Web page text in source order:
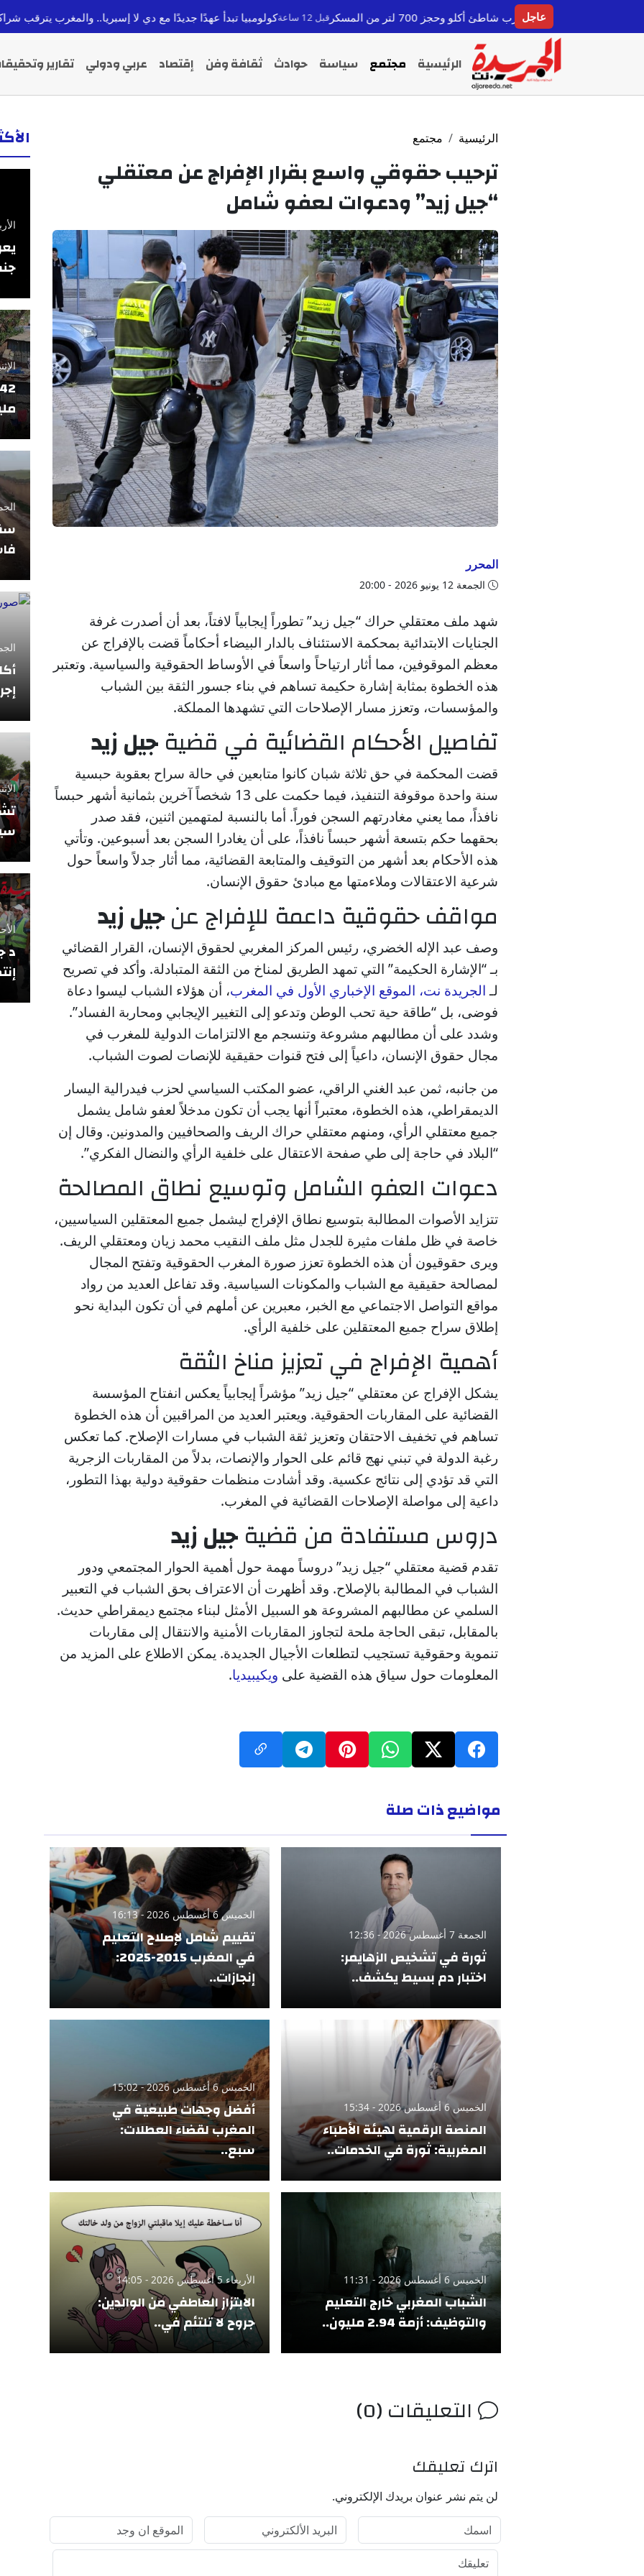
عاجل
شاطئ أكلو وحجز 700 لتر من المسكر قبل 12 ساعة كولومبيا تبدأ عهدًا جديدًا مع دي لا إسبريا.. والمغرب يترقب شراكة استراتيجية واعدة
الرئيسية مجتمع سياسة حوادث ثقافة وفن إقتصاد عربي ودولي تقارير
الرئيسية مجتمع
ترحيب حقوقي واسع بقرار الإفراج عن معتقلي
“جيل زيد” ودعوات لعفو شامل
المحرر
الجمعة 12 يونيو 2026 - 20:00
شهد ملف معتقلي حراك “جيل زيد” تطوراً إيجابياً لافتاً، بعد أن أصدرت غرفة
الجنايات الابتدائية بمحكمة الاستئناف بالدار البيضاء أحكاماً قضت بالإفراج عن
معظم الموقوفين، مما أثار ارتياحاً واسعاً في الأوساط الحقوقية والسياسية. وتعتبر
هذه الخطوة بمثابة إشارة حكيمة تساهم في بناء جسور الثقة بين الشباب
والمؤسسات، وتعزز مسار الإصلاحات التي تشهدها المملكة.
تفاصيل الأحكام القضائية في قضيةجيل زيد
قضت المحكمة في حق ثلاثة شبان كانوا متابعين في حالة سراح بعقوبة حبسية
سنة واحدة موقوفة التنفيذ، فيما حكمت على 13 شخصاً آخرين بثمانية أشهر حبساً
نافذاً، مما يعني مغادرتهم السجن فوراً. أما بالنسبة لمتهمين اثنين، فقد صدر
بحقهما حكم بتسعة أشهر حبساً نافذاً، على أن يغادرا السجن بعد أسبوعين. وتأتي
هذه الأحكام بعد أشهر من التوقيف والمتابعة القضائية، مما أثار جدلاً واسعاً حول
شرعية الاعتقالات وملاءمتها مع مبادئ حقوق الإنسان.
مواقف حقوقية داعمة للإفراج عنجيل زيد
وصف عبد الإله الخضري، رئيس المركز المغربي لحقوق الإنسان، القرار القضائي
بـ “الإشارة الحكيمة” التي تمهد الطريق لمناخ من الثقة المتبادلة. وأكد في تصريح
لـالجريدة نت، الموقع الإخباري الأول في المغرب، أن هؤلاء الشباب ليسوا دعاة
فوضى، بل “طاقة حية تحب الوطن وتدعو إلى التغيير الإيجابي ومحاربة الفساد”.
وشدد على أن مطالبهم مشروعة وتنسجم مع الالتزامات الدولية للمغرب في
مجال حقوق الإنسان، داعياً إلى فتح قنوات حقيقية للإنصات لصوت الشباب.
من جانبه، ثمن عبد الغني الراقي، عضو المكتب السياسي لحزب فيدرالية اليسار
الديمقراطي، هذه الخطوة، معتبراً أنها يجب أن تكون مدخلاً لعفو شامل يشمل
جميع معتقلي الرأي، ومنهم معتقلي حراك الريف والصحافيين والمدونين. وقال إن
“البلاد في حاجة إلى طي صفحة الاعتقال على خلفية الرأي والنضال الفكري”.
دعوات العفو الشامل وتوسيع نطاق المصالحة
تتزايد الأصوات المطالبة بتوسيع نطاق الإفراج ليشمل جميع المعتقلين السياسيين،
خاصة في ظل ملفات مثيرة للجدل مثل ملف النقيب محمد زيان ومعتقلي الريف.
ويرى حقوقيون أن هذه الخطوة تعزز صورة المغرب الحقوقية وتفتح المجال
لمصالحة حقيقية مع الشباب والمكونات السياسية. وقد تفاعل العديد من رواد
مواقع التواصل الاجتماعي مع الخبر، معبرين عن أملهم في أن تكون البداية نحو
إطلاق سراح جميع المعتقلين على خلفية الرأي.
أهمية الإفراج في تعزيز مناخ الثقة
يشكل الإفراج عن معتقلي “جيل زيد” مؤشراً إيجابياً يعكس انفتاح المؤسسة
القضائية على المقاربات الحقوقية. ويعتبر العديد من المراقبين أن هذه الخطوة
تساهم في تخفيف الاحتقان وتعزيز ثقة الشباب في مسارات الإصلاح. كما تعكس
رغبة الدولة في تبني نهج قائم على الحوار والإنصات، بدلاً من المقاربات الزجرية
التي قد تؤدي إلى نتائج عكسية. وقد أشادت منظمات حقوقية دولية بهذا التطور،
داعية إلى مواصلة الإصلاحات القضائية في المغرب.
دروس مستفادة من قضيةجيل زيد
تقدم قضية معتقلي “جيل زيد” دروساً مهمة حول أهمية الحوار المجتمعي ودور
الشباب في المطالبة بالإصلاح. وقد أظهرت أن الاعتراف بحق الشباب في التعبير
السلمي عن مطالبهم المشروعة هو السبيل الأمثل لبناء مجتمع ديمقراطي حديث.
بالمقابل، تبقى الحاجة ملحة لتجاوز المقاربات الأمنية والانتقال إلى مقاربات
تنموية وحقوقية تستجيب لتطلعات الأجيال الجديدة. يمكن الاطلاع على المزيد من
المعلومات حول سياق هذه القضية على ويكيبيديا.
مواضيع ذات صلة
الجمعة 7 أغسطس 2026 - 12:36
ثورة في تشخيص الزهايمر:
اختبار دم بسيط يكشف..
الخميس 6 أغسطس 2026 - 16:13
تقييم شامل لإصلاح التعليم
في المغرب 2015-2025:
إنجازات..
الخميس 6 أغسطس 2026 - 15:34
المنصة الرقمية لهيئة الأطباء
المغربية: ثورة في الخدمات..
الخميس 6 أغسطس 2026 - 15:02
أفضل وجهات طبيعية في
المغرب لقضاء العطلات:
سبع..
الخميس 6 أغسطس 2026 - 11:31
الشباب المغربي خارج التعليم
والتوظيف: أزمة 2.94 مليون..
الأربعاء 5 أغسطس 2026 - 14:05
الابتزاز العاطفي من الوالدين:
جروح لا تلتئم في..
التعليقات (0)
اترك تعليقك
لن يتم نشر عنوان بريدك الإلكتروني.
الأربعاء 26
الإثنين 17
الجمعة 11
الجمعة 12
الإثنين 10
الأحد 5 أكتوبر
د